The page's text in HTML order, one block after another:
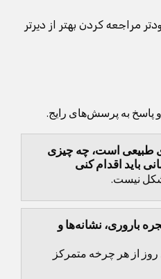
مراجعه کردن بهتر از دیرتر
پاسخ به پرسش‌های رایج.
طبیعی است، چه چیزی
باید اقدام کنی
نیست.
باروری، نشانه‌ها و
از هر چرخه متمرکز